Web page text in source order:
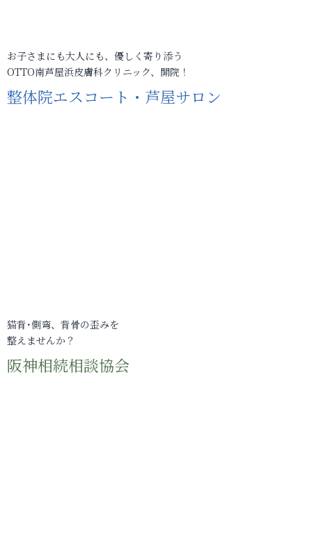
お子さまにも大人にも、優しく寄り添う
OTTO南芦屋浜皮膚科クリニック、開院！
整体院エスコート・芦屋サロン
猫背･側弯、背骨の歪みを
整えませんか？
阪神相続相談協会